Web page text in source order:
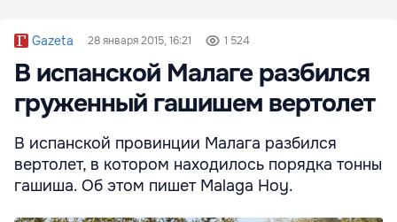
Gazeta 28 января 2015, 16:21 1 524
В испанской Малаге разбился
груженный гашишем вертолет
В испанской провинции Малага разбился
вертолет, в котором находилось порядка тонны
гашиша. Об этом пишет Malaga Hoy.